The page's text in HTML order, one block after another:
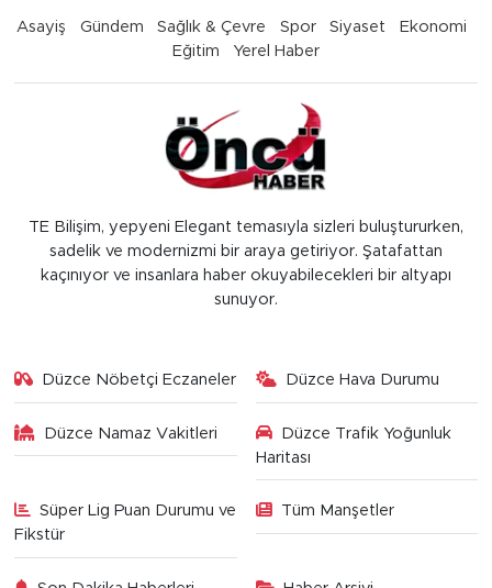
Asayiş Gündem Sağlık & Çevre Spor Siyaset
Ekonomi
Eğitim
Yerel Haber
TE Bilişim, yepyeni Elegant temasıyla sizleri buluştururken,
sadelik ve modernizmi bir araya getiriyor. Şatafattan
kaçınıyor ve insanlara haber okuyabilecekleri bir altyapı
sunuyor.
Düzce Nöbetçi Eczaneler Düzce Hava Durumu
Düzce Namaz Vakitleri
Düzce Trafik Yoğunluk
Haritası
Süper Lig Puan Durumu ve
Fikstür
Tüm Manşetler